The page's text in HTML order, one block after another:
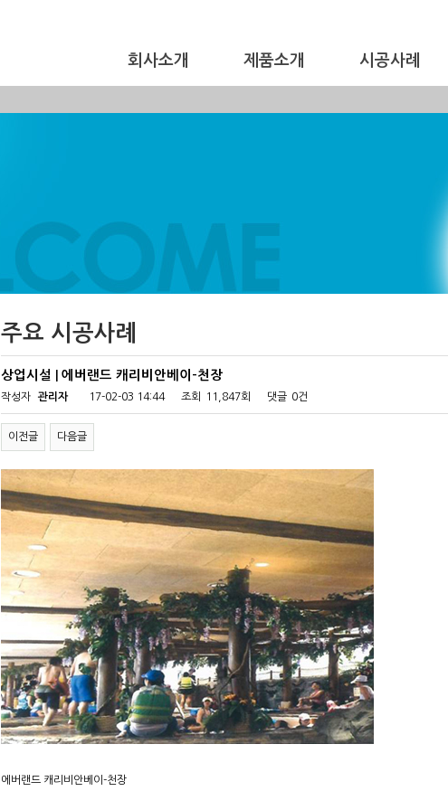
회사소개 제품소개 시공사례
주요 시공사례
상업시설 | 에버랜드 캐리비안베이-천장
작성자 관리자 17-02-03 14:44 조회 11,847회 댓글 0건
이전글 다음글
에버랜드 캐리비안베이-천장